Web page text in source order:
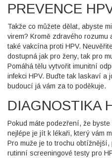
PREVENCE
Takže co můžete dělat, abyste
virem? Kromě zdravého
také vakcína proti HPV.
dostupná jak pro ženy, tak pro
Pomáhá tělu vytvořit imunitní
infekci HPV. Buďte tak laskaví a
budoucí já vám za to poděkuje.
DIAGNOSTIKA
Pokud máte podezření, že byste
nejlépe je jít k lékaři, který vám
Pro muže je to trochu
rutinní screeningové testy pro